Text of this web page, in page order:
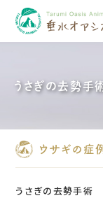
うさぎの去勢手
ウサギの症例
うさぎの去勢手術